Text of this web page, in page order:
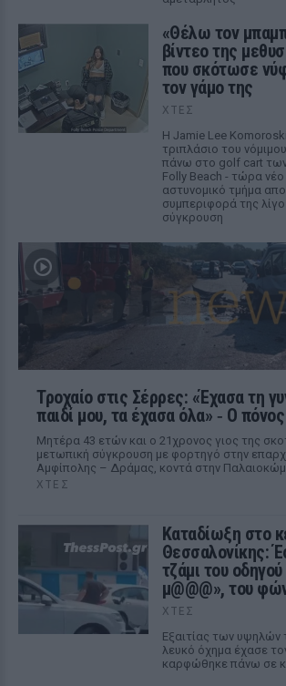
«Θέλω τον
βίντεο της
που σκότωσε
τον γάμο της
ΧΤΕΣ
Η Jamie Lee
τριπλάσιο του
πάνω στο golf cart
Folly Beach - τώρα
αστυνομικό τμήμα
συμπεριφορά της
σύγκρουση
Τροχαίο στις Σέρρες: «Έχασα τη
παιδί μου, τα έχασα όλα» ‑ Ο
Μητέρα 43 ετών και ο 21χρονος γιος της
μετωπική σύγκρουση με φορτηγό στην
Αμφίπολης – Δράμας, κοντά στην
ΧΤΕΣ
Καταδίωξη στο
Θεσσαλονίκης:
τζάμι του
μ@@@», του
ΧΤΕΣ
Εξαιτίας των υψηλών
λευκό όχημα έχασε
καρφώθηκε πάνω σε